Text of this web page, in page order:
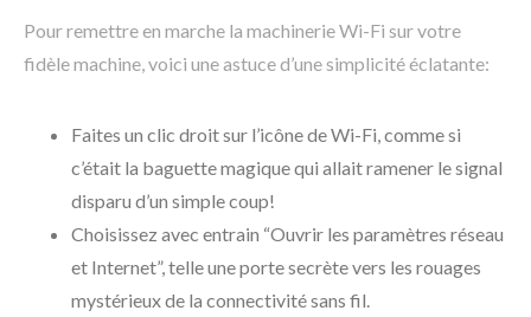
Pour remettre en marche la machinerie Wi-Fi sur votre
fidèle machine, voici une astuce d’une simplicité éclatante:
Faites un clic droit sur l’icône de Wi-Fi, comme si
c’était la baguette magique qui allait ramener le signal
disparu d’un simple coup!
Choisissez avec entrain “Ouvrir les paramètres réseau
et Internet”, telle une porte secrète vers les rouages
mystérieux de la connectivité sans fil.